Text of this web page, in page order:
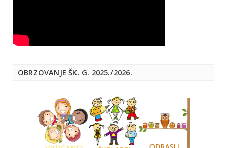
OBRZOVANJE ŠK. G. 2025./2026.